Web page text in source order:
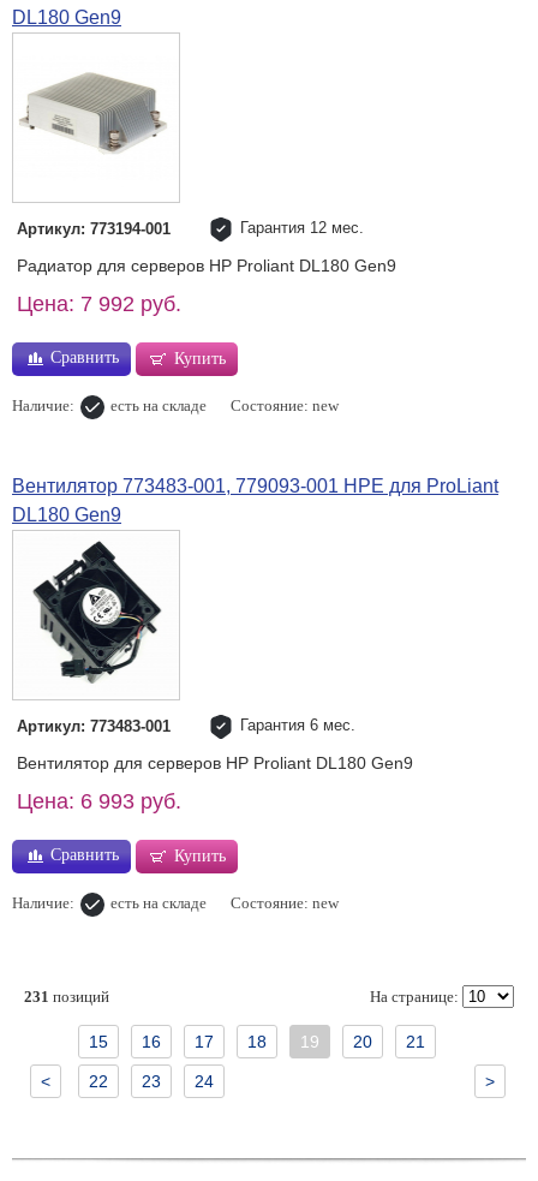
DL180 Gen9
Артикул: 773194-001 Гарантия 12 мес.
Радиатор для серверов HP Proliant DL180 Gen9
Цена: 7 992 руб.
Сравнить Купить
Наличие: есть на складе Состояние: new
Вентилятор 773483-001, 779093-001 HPE для ProLiant
DL180 Gen9
Артикул: 773483-001 Гарантия 6 мес.
Вентилятор для серверов HP Proliant DL180 Gen9
Цена: 6 993 руб.
Сравнить Купить
Наличие: есть на складе Состояние: new
231 позиций
<
15 16 17 18 19 20 21
22 23 24 >
На странице: